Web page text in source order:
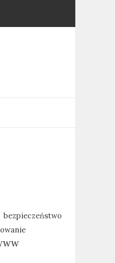
bezpieczeństwo